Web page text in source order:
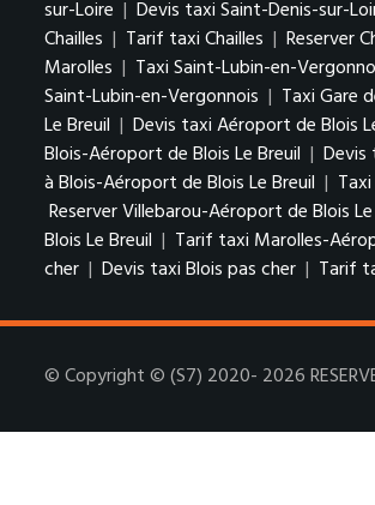
sur-Loire | Devis taxi Saint-Denis-sur-
Chailles | Tarif taxi Chailles | Reserver
Marolles | Taxi Saint-Lubin-en-
Saint-Lubin-en-Vergonnois | Taxi Gare
Le Breuil | Devis taxi Aéroport de Blois
Blois-Aéroport de Blois Le Breuil | Devis
à Blois-Aéroport de Blois Le Breuil |
Reserver Villebarou-Aéroport de Blois
Blois Le Breuil | Tarif taxi Marolles-
cher | Devis taxi Blois pas cher | Tarif
© Copyright © (S7) 2020- 2026